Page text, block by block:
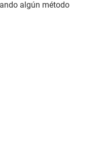
algún método